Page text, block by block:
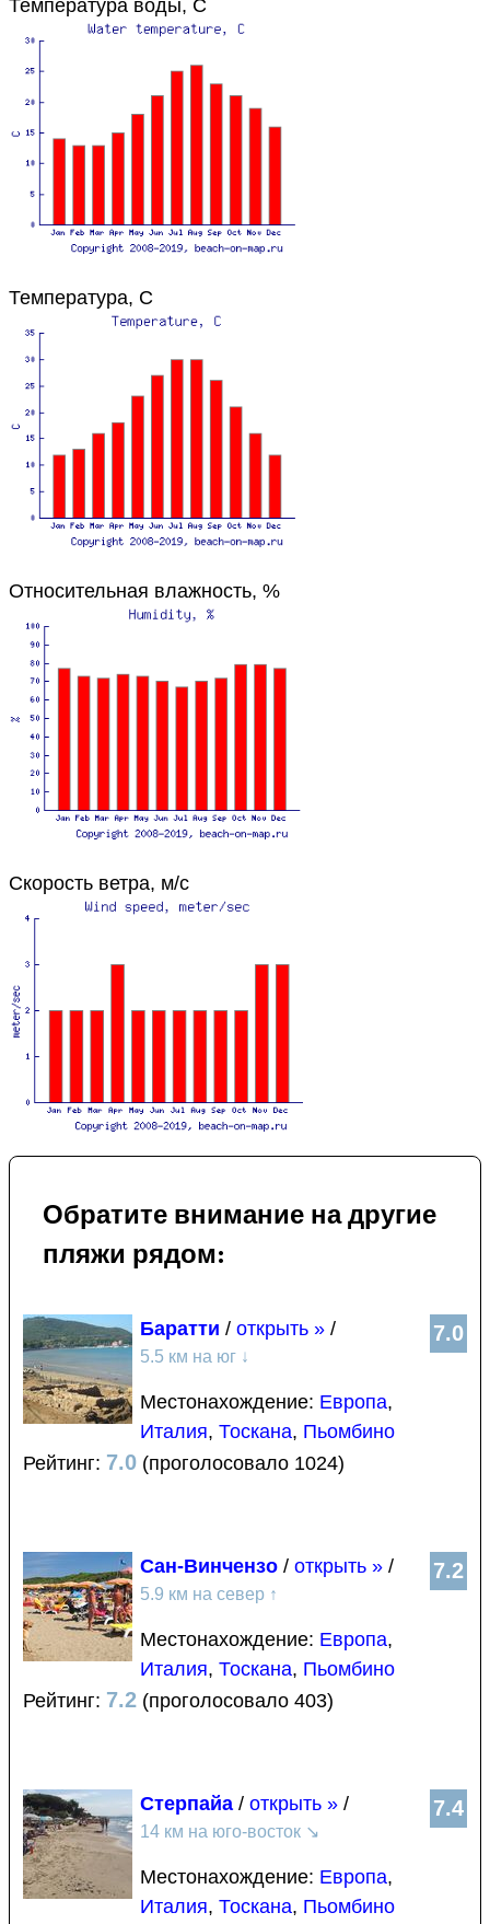
Температура воды, C
Температура, C
Относительная влажность, %
Скорость ветра, м/с
Обратите внимание на другие
пляжи рядом:
7.0
Баратти / открыть » /
5.5 км на юг ↓
Местонахождение: Европа,
Италия, Тоскана, Пьомбино
Рейтинг: 7.0 (проголосовало 1024)
7.2
Сан-Винчензо / открыть » /
5.9 км на север ↑
Местонахождение: Европа,
Италия, Тоскана, Пьомбино
Рейтинг: 7.2 (проголосовало 403)
7.4
Стерпайа / открыть » /
14 км на юго-восток ↘
Местонахождение: Европа,
Италия, Тоскана, Пьомбино